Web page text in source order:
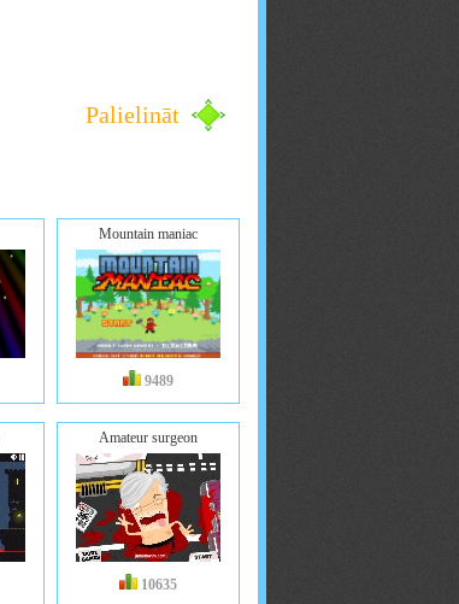
Palielināt
Mountain maniac
9489
Amateur surgeon
10635